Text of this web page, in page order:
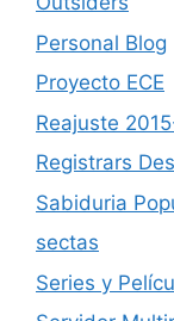
Personal Blog
Proyecto ECE
Reajuste
Registrars
Sabiduria
sectas
Series y